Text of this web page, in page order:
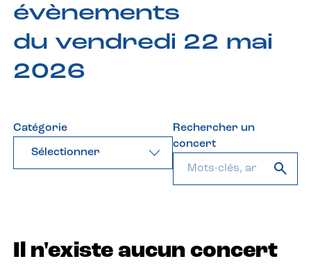
évènements
du vendredi 22 mai
2026
Catégorie
Sélectionner
Rechercher un
concert
Il n'existe aucun concert